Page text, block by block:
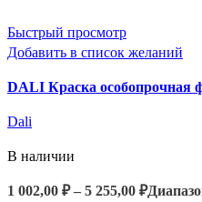
Быстрый просмотр
Добавить в список желаний
DALI Краска особопрочная
Dali
В наличии
1 002,00 ₽ – 5 255,00 ₽